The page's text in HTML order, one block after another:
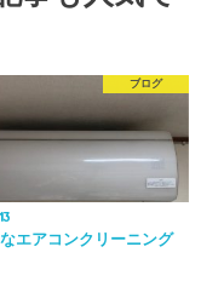
ブログ
エアコンクリーニング